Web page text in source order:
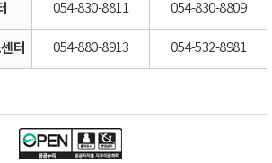
054-830-8811 054-830-8809
터 054-880-8913 054-532-8981